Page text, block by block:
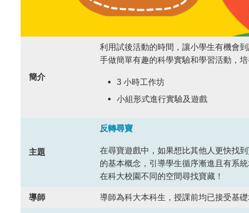
簡介
利用試後活動的時間，讓小學生有機會
手做簡單有趣的科學實驗和學習活動，
3 小時工作坊
小組形式進行實驗及遊戲
主題
反轉尋寶
在尋寶遊戲中，如果想比其他人更快找
的基本概念，引導學生循序漸進且有系
在科大校園不同的空間尋找寶藏！
導師 導師為科大本科生，授課前均已接受基礎